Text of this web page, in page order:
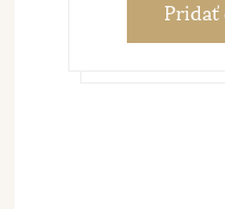
Pridať